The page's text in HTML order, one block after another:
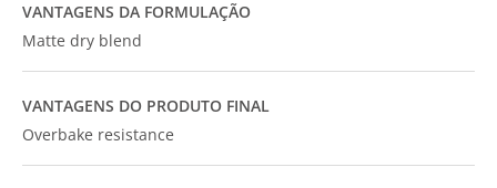
VANTAGENS DA FORMULAÇÃO
Matte dry blend
VANTAGENS DO PRODUTO FINAL
Overbake resistance